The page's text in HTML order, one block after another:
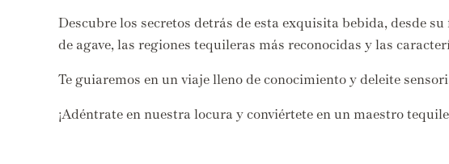
Descubre los secretos detrás de esta exquisita bebida, desde
de agave, las regiones tequileras más reconocidas y las
Te guiaremos en un viaje lleno de conocimiento y deleite
¡Adéntrate en nuestra locura y conviértete en un maestro